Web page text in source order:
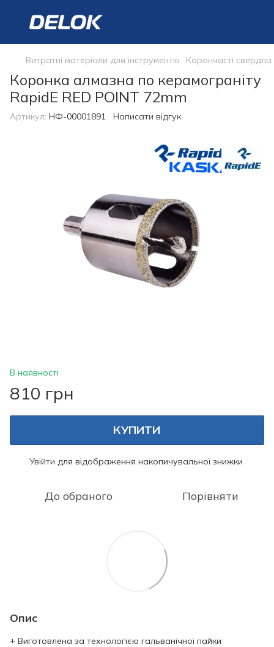
Витратні матеріали для інструментів Корончасті свердла
Коронка алмазна по керамограніту
RapidE RED POINT 72mm
Артикул: НФ-00001891 Написати відгук
В наявності
810 грн
КУПИТИ
Увійти для відображення накопичувальної знижки
До обраного Порівняти
Опис
+ Виготовлена за технологією гальванічної пайки